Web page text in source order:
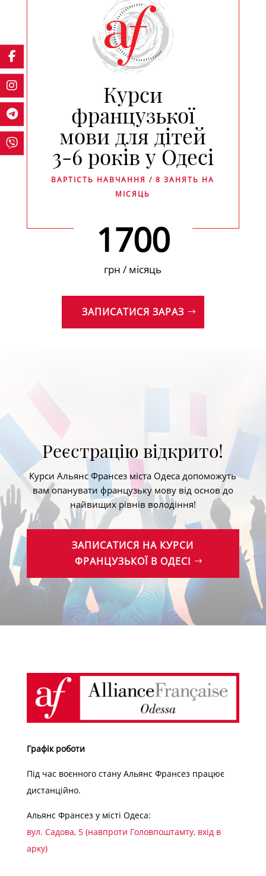
Курси
французької
мови для дітей
3-6 років у Одесі
ВАРТІСТЬ НАВЧАННЯ / 8 ЗАНЯТЬ НА
МІСЯЦЬ
1700
грн / місяць
ЗАПИСАТИСЯ ЗАРАЗ
Реєстрацію відкрито!
Курси Альянс Франсез міста Одеса допоможуть
вам опанувати французьку мову від основ до
найвищих рівнів володіння!
ЗАПИСАТИСЯ НА КУРСИ
ФРАНЦУЗЬКОЇ В ОДЕСІ
Графік роботи
Під час воєнного стану Альянс Франсез працює
дистанційно.
Альянс Франсез у місті Одеса:
вул. Садова, 5 (навпроти Головпоштамту, вхід в
арку)